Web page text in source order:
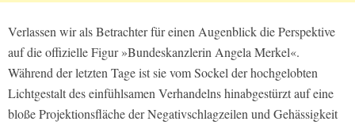
Verlassen wir als Betrachter für einen Augenblick die Perspektive
auf die offizielle Figur »Bundeskanzlerin Angela Merkel«.
Während der letzten Tage ist sie vom Sockel der hochgelobten
Lichtgestalt des einfühlsamen Verhandelns hinabgestürzt auf eine
bloße Projektionsfläche der Negativschlagzeilen und Gehässigkeit